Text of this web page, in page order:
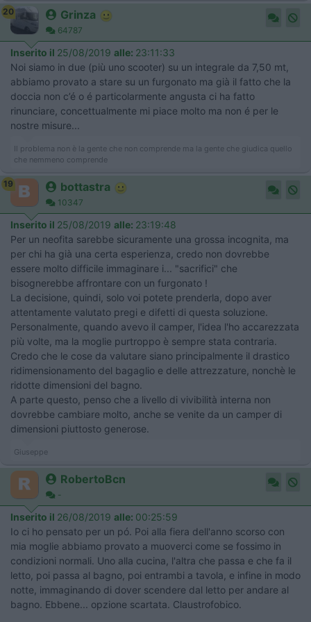
20 Grinza
64787
Inserito il 25/08/2019 alle: 23:11:33
Noi siamo in due (più uno scooter) su un integrale da 7,50 mt,
abbiamo provato a stare su un furgonato ma già il fatto che la
doccia non c’é o é particolarmente angusta ci ha fatto
rinunciare, concettualmente mi piace molto ma non é per le
nostre misure...
Il problema non è la gente che non comprende ma la gente che giudica quello
che nemmeno comprende
19 bottastra
10347
Inserito il 25/08/2019 alle: 23:19:48
Per un neofita sarebbe sicuramente una grossa incognita, ma
per chi ha già una certa esperienza, credo non dovrebbe
essere molto difficile immaginare i... "sacrifici" che
bisognerebbe affrontare con un furgonato !
La decisione, quindi, solo voi potete prenderla, dopo aver
attentamente valutato pregi e difetti di questa soluzione.
Personalmente, quando avevo il camper, l'idea l'ho accarezzata
più volte, ma la moglie purtroppo è sempre stata contraria.
Credo che le cose da valutare siano principalmente il drastico
ridimensionamento del bagaglio e delle attrezzature, nonchè le
ridotte dimensioni del bagno.
A parte questo, penso che a livello di vivibilità interna non
dovrebbe cambiare molto, anche se venite da un camper di
dimensioni piuttosto generose.
Giuseppe
RobertoBcn
-
Inserito il 26/08/2019 alle: 00:25:59
Io ci ho pensato per un pó. Poi alla fiera dell'anno scorso con
mia moglie abbiamo provato a muoverci come se fossimo in
condizioni normali. Uno alla cucina, l'altra che passa e che fa il
letto, poi passa al bagno, poi entrambi a tavola, e infine in modo
notte, immaginando di dover scendere dal letto per andare al
bagno. Ebbene... opzione scartata. Claustrofobico.